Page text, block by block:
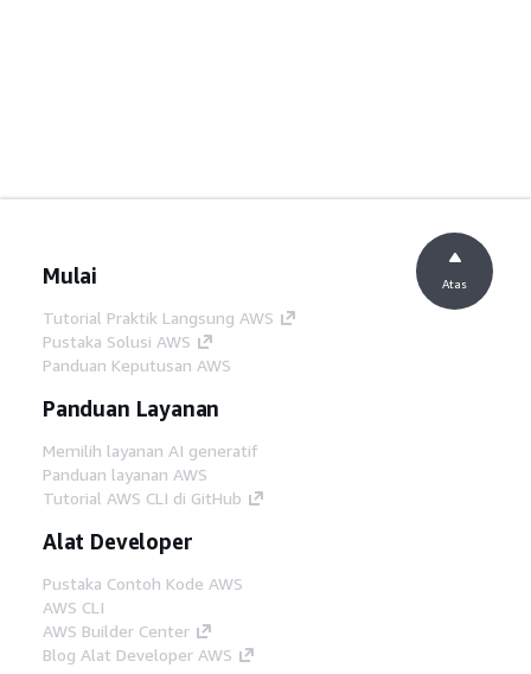
Mulai
Tutorial Praktik Langsung AWS
Pustaka Solusi AWS
Panduan Keputusan AWS
Panduan Layanan
Memilih layanan AI generatif
Panduan layanan AWS
Tutorial AWS CLI di GitHub
Alat Developer
Pustaka Contoh Kode AWS
AWS CLI
AWS Builder Center
Blog Alat Developer AWS
Atas